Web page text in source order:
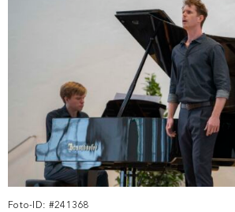
Foto-ID: #241368